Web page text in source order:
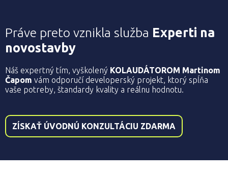
Práve preto vznikla služba Experti na
novostavby
Náš expertný tím, vyškolený KOLAUDÁTOROM Martinom
Čapom vám odporučí developerský projekt, ktorý spĺňa
vaše potreby, štandardy kvality a reálnu hodnotu.
ZÍSKAŤ ÚVODNÚ KONZULTÁCIU ZDARMA